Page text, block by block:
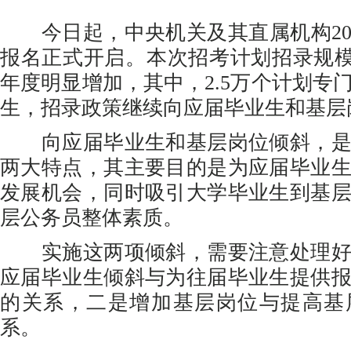
今日起，中央机关及其直属机构
报名正式开启。本次招考计划招录规
年度明显增加，其中，2.5万个计划专
生，招录政策继续向应届毕业生和基
向应届毕业生和基层岗位倾斜，是
两大特点，其主要目的是为应届毕业
发展机会，同时吸引大学毕业生到基
层公务员整体素质。
实施这两项倾斜，需要注意处理好
应届毕业生倾斜与为往届毕业生提供
的关系，二是增加基层岗位与提高
系。